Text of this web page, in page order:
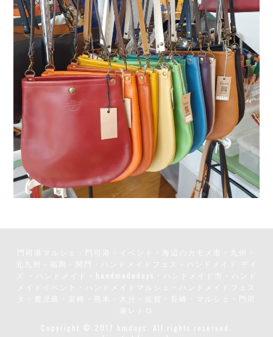
門司港マルシェ・門司港・イベント・海辺のカモメ市・九州・
ズ ・ハンドメイド・handmadedays・ハンドメイド市・ハンド
タ・鹿児島・宮崎・熊本・大分・佐賀・長崎・マルシェ・門司
Copyright © 2017 hmdays. All rights reserved.